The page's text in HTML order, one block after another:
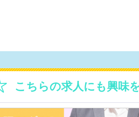
こちらの求人にも興味